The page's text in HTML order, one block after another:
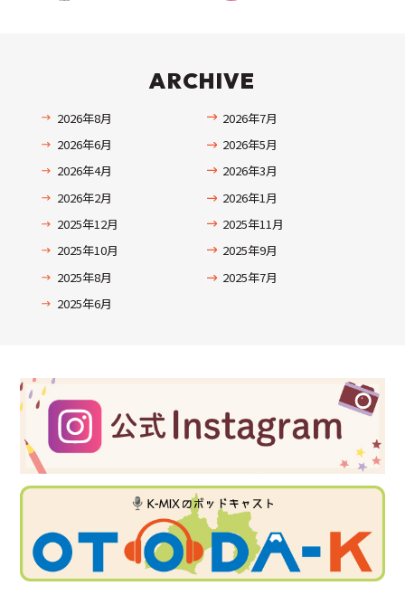
ARCHIVE
2026年8月
2026年7月
2026年6月
2026年5月
2026年4月
2026年3月
2026年2月
2026年1月
2025年12月
2025年11月
2025年10月
2025年9月
2025年8月
2025年7月
2025年6月